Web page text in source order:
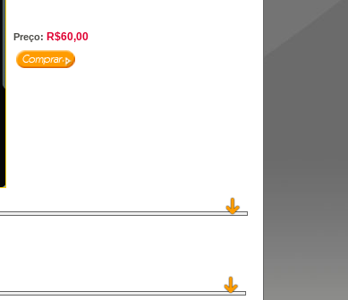
Preço: R$60,00